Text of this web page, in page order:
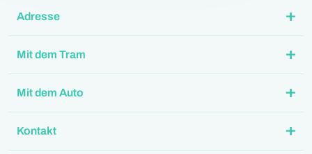
Adresse
Mit dem Tram
Mit dem Auto
Kontakt